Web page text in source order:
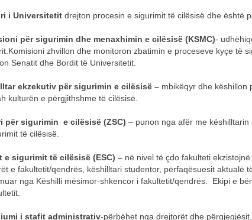
i Universitetit drejton procesin e sigurimit të cilësisë dhe është
për sigurimin dhe menaxhimin e cilësisë (KSMC)-
zhvillon dhe monitoron zbatimin e proceseve kyçe të
Senatit dhe Bordit të Universitetit.
ekzekutiv për sigurimin e cilësisë – mbikëqyr dhe këshillon
kulturën e përgjithshme të cilësisë.
për sigurimin e cilësisë (ZSC) – punon nga afër me
të cilësisë.
e sigurimit të cilësisë (ESC) – në nivel të çdo fakulteti
e fakultetit/qendrës, këshilltari studentor, përfaqësuesit aktualë
nga Këshilli mësimor-shkencor i fakultetit/qendrës. Ekipi e
i stafit administrativ-përbëhet nga drejtorët dhe